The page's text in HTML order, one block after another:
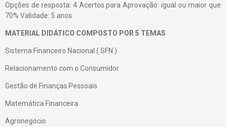
Opções de resposta: 4 Acertos para Aprovação: igual ou maior que
70% Validade: 5 anos
MATERIAL DIDÁTICO COMPOSTO POR 5 TEMAS
Sistema Financeiro Nacional ( SFN )
Relacionamento com o Consumidor
Gestão de Finanças Pessoais
Matemática Financeira
Agronegócio